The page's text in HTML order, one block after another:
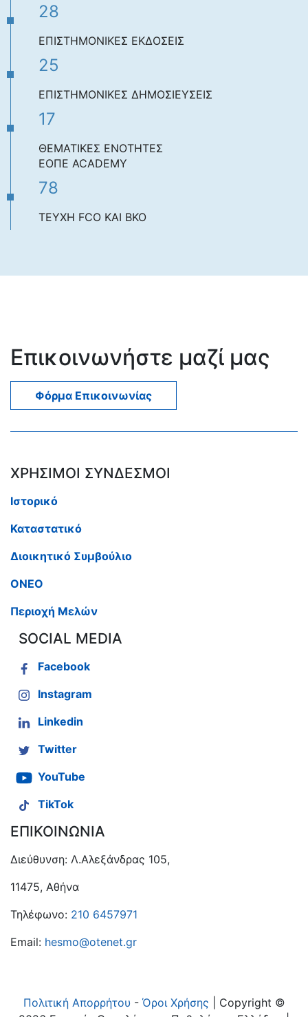
28
ΕΠΙΣΤΗΜΟΝΙΚΕΣ ΕΚΔΟΣΕΙΣ
25
ΕΠΙΣΤΗΜΟΝΙΚΕΣ ΔΗΜΟΣΙΕΥΣΕΙΣ
17
ΘΕΜΑΤΙΚΕΣ ΕΝΟΤΗΤΕΣ
ΕΟΠΕ ACADEMY
78
ΤΕΥΧΗ FCO ΚΑΙ BKO
Επικοινωνήστε μαζί μας
Φόρμα Επικοινωνίας
ΧΡΗΣΙΜΟΙ ΣΥΝΔΕΣΜΟΙ
Ιστορικό
Καταστατικό
Διοικητικό Συμβούλιο
ΟΝΕΟ
Περιοχή Μελών
SOCIAL MEDIA
Facebook
Instagram
Linkedin
Twitter
YouTube
TikTok
ΕΠΙΚΟΙΝΩΝΙΑ
Διεύθυνση: Λ.Αλεξάνδρας 105,
11475, Αθήνα
Τηλέφωνο: 210 6457971
Email: hesmo@otenet.gr
Πολιτική Απορρήτου - Όροι Χρήσης | Copyright ©